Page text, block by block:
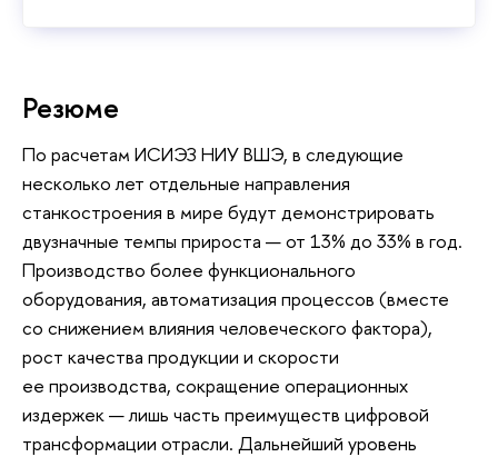
Резюме
По расчетам ИСИЭЗ НИУ ВШЭ, в следующие
несколько лет отдельные направления
станкостроения в мире будут демонстрировать
двузначные темпы прироста — от 13% до 33% в год.
Производство более функционального
оборудования, автоматизация процессов (вместе
со снижением влияния человеческого фактора),
рост качества продукции и скорости
ее производства, сокращение операционных
издержек — лишь часть преимуществ цифровой
трансформации отрасли. Дальнейший уровень